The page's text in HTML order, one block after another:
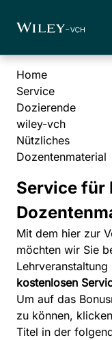
Home
Service
Dozierende
wiley-vch
Nützliches
Dozentenmaterial
Service für
Mit dem hier zur
möchten wir Sie
Lehrveranstaltung
kostenlosen
Um auf das
zu können,
Titel in der